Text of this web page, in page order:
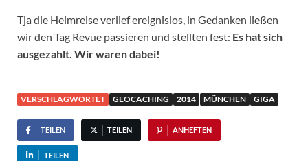
Tja die Heimreise verlief ereignislos, in Gedanken ließen
wir den Tag Revue passieren und stellten fest: Es hat sich
ausgezahlt. Wir waren dabei!
VERSCHLAGWORTET GEOCACHING 2014 MÜNCHEN GIGA
TEILEN TEILEN ANHEFTEN
TEILEN